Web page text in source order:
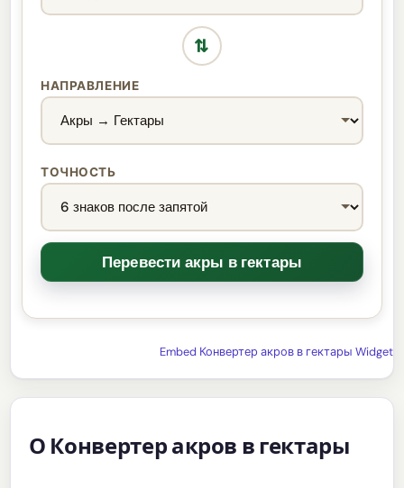
⇄
НАПРАВЛЕНИЕ
ТОЧНОСТЬ
Embed Конвертер акров в гектары Widget
О Конвертер акров в гектары